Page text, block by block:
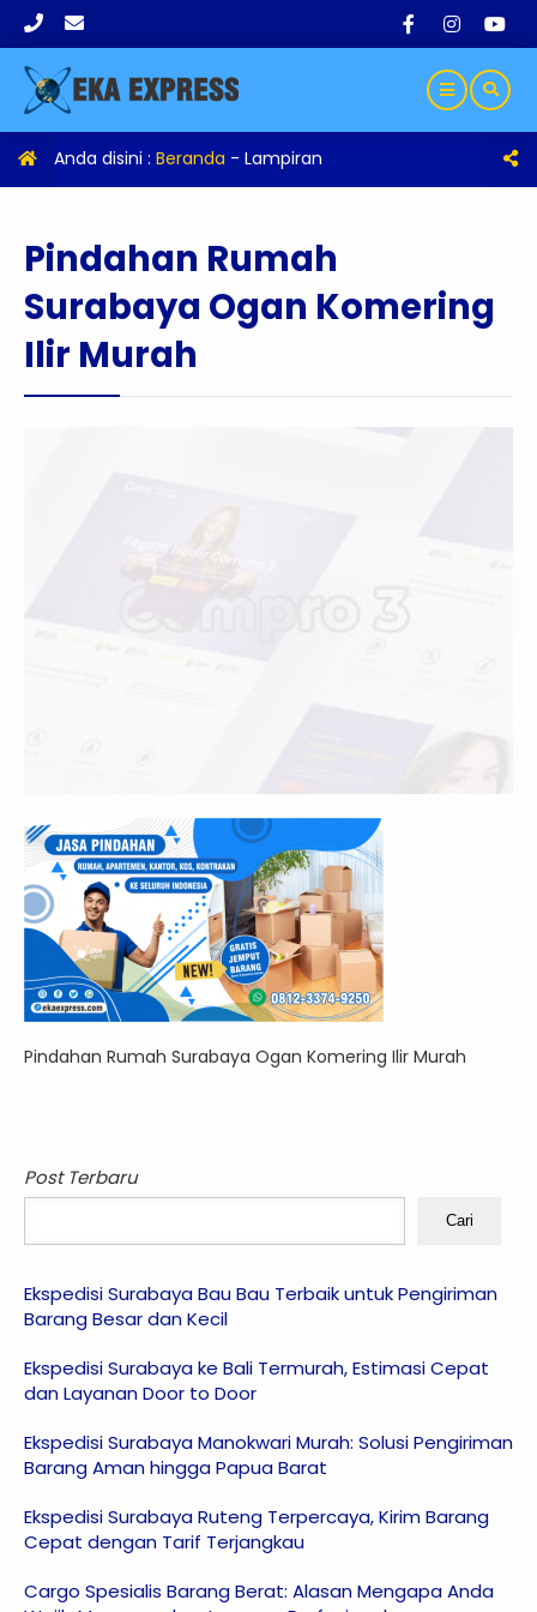
Anda disini : Beranda - Lampiran
Pindahan Rumah
Surabaya Ogan Komering
Ilir Murah
Pindahan Rumah Surabaya Ogan Komering Ilir Murah
Post Terbaru
Cari
Ekspedisi Surabaya Bau Bau Terbaik untuk Pengiriman
Barang Besar dan Kecil
Ekspedisi Surabaya ke Bali Termurah, Estimasi Cepat
dan Layanan Door to Door
Ekspedisi Surabaya Manokwari Murah: Solusi Pengiriman
Barang Aman hingga Papua Barat
Ekspedisi Surabaya Ruteng Terpercaya, Kirim Barang
Cepat dengan Tarif Terjangkau
Cargo Spesialis Barang Berat: Alasan Mengapa Anda